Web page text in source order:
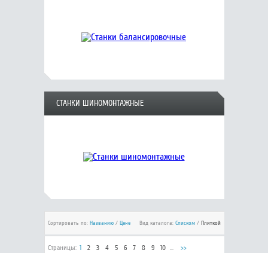
СТАНКИ ШИНОМОНТАЖНЫЕ
Сортировать по: Названию/ Цене Вид каталога: Списком/ Плиткой
Страницы: 1 2 3 4 5 6 7 8 9 10 ... >>